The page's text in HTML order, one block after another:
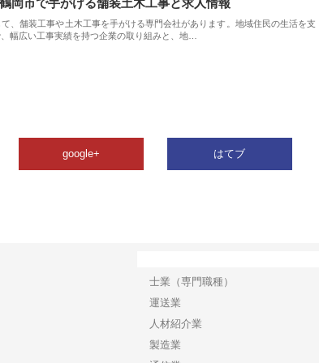
岡市で手がける舗装土木工事と求人情報
、舗装工事や土木工事を手がける専門会社があります。地域住民の生活を支
幅広い工事実績を持つ企業の取り組みと、地…
google+ はてブ
士業（専門職種）
運送業
人材紹介業
製造業